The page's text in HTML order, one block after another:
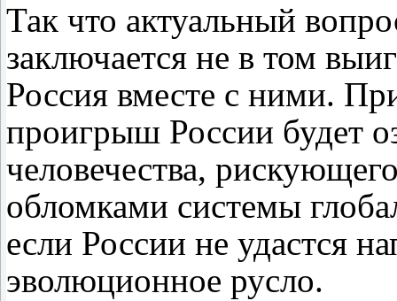
Так что актуальный
заключается не в том
Россия вместе с ними.
проигрыш России будет
человечества,
обломками системы
если России не удастся
эволюционное русло.